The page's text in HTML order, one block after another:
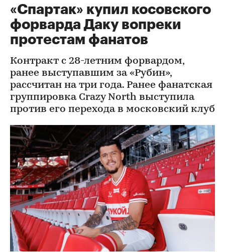
«Спартак» купил косовского
форварда Даку вопреки
протестам фанатов
Контракт с 28-летним форвардом,
ранее выступавшим за «Рубин»,
рассчитан на три года. Ранее фанатская
группировка Crazy North выступила
против его перехода в московский клуб